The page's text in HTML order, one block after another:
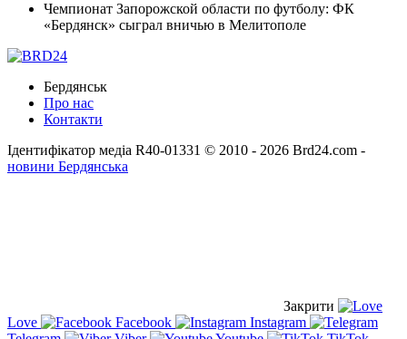
Чемпионат Запорожской области по футболу: ФК
«Бердянск» сыграл вничью в Мелитополе
Бердянськ
Про нас
Контакти
Ідентифікатор медіа R40-01331 © 2010 - 2026 Brd24.com -
новини Бердянська
Закрити
Love
Facebook
Instagram